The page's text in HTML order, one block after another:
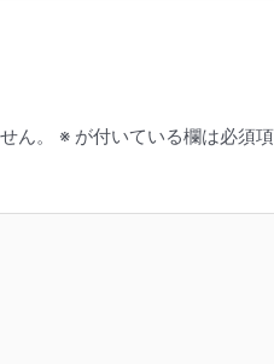
ん。 ※ が付いている欄は必須